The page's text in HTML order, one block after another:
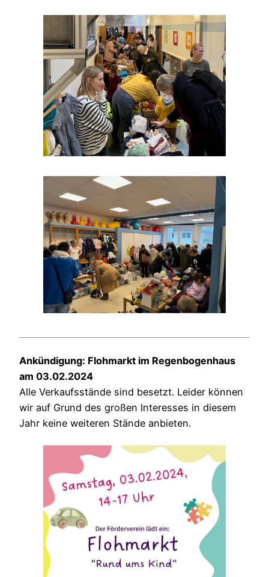
Ankündigung: Flohmarkt im Regenbogenhaus
am 03.02.2024
Alle Verkaufsstände sind besetzt. Leider können
wir auf Grund des großen Interesses in diesem
Jahr keine weiteren Stände anbieten.